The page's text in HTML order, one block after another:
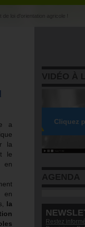
loi d'orientation agricole !
Restez
a
la
le
en
en
la